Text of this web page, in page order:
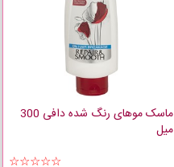
ماسک موهای رنگ شده دافی 300
میل
☆☆☆☆☆